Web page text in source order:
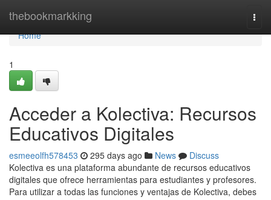
thebookmarkking
Home
Home
1
Acceder a Kolectiva: Recursos
Educativos Digitales
esmeeolfh578453 295 days ago News
Discuss
Kolectiva es una plataforma abundante de recursos educativos
digitales que ofrece herramientas para estudiantes y profesores.
Para utilizar a todas las funciones y ventajas de Kolectiva, debes